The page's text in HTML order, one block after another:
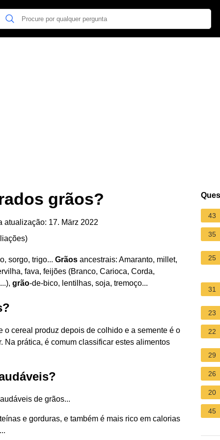
grãos?
17. März 2022
)
sorgo, trigo... Grãos ancestrais: Amaranto, millet,
fava, feijões (Branco, Carioca, Corda,
grão-de-bico, lentilhas, soja, tremoço...
o cereal produz depois de colhido e a semente é o
Na prática, é comum classificar estes alimentos
de grãos...
e gorduras, e também é mais rico em calorias
43
35
25
31
23
22
29
26
20
45